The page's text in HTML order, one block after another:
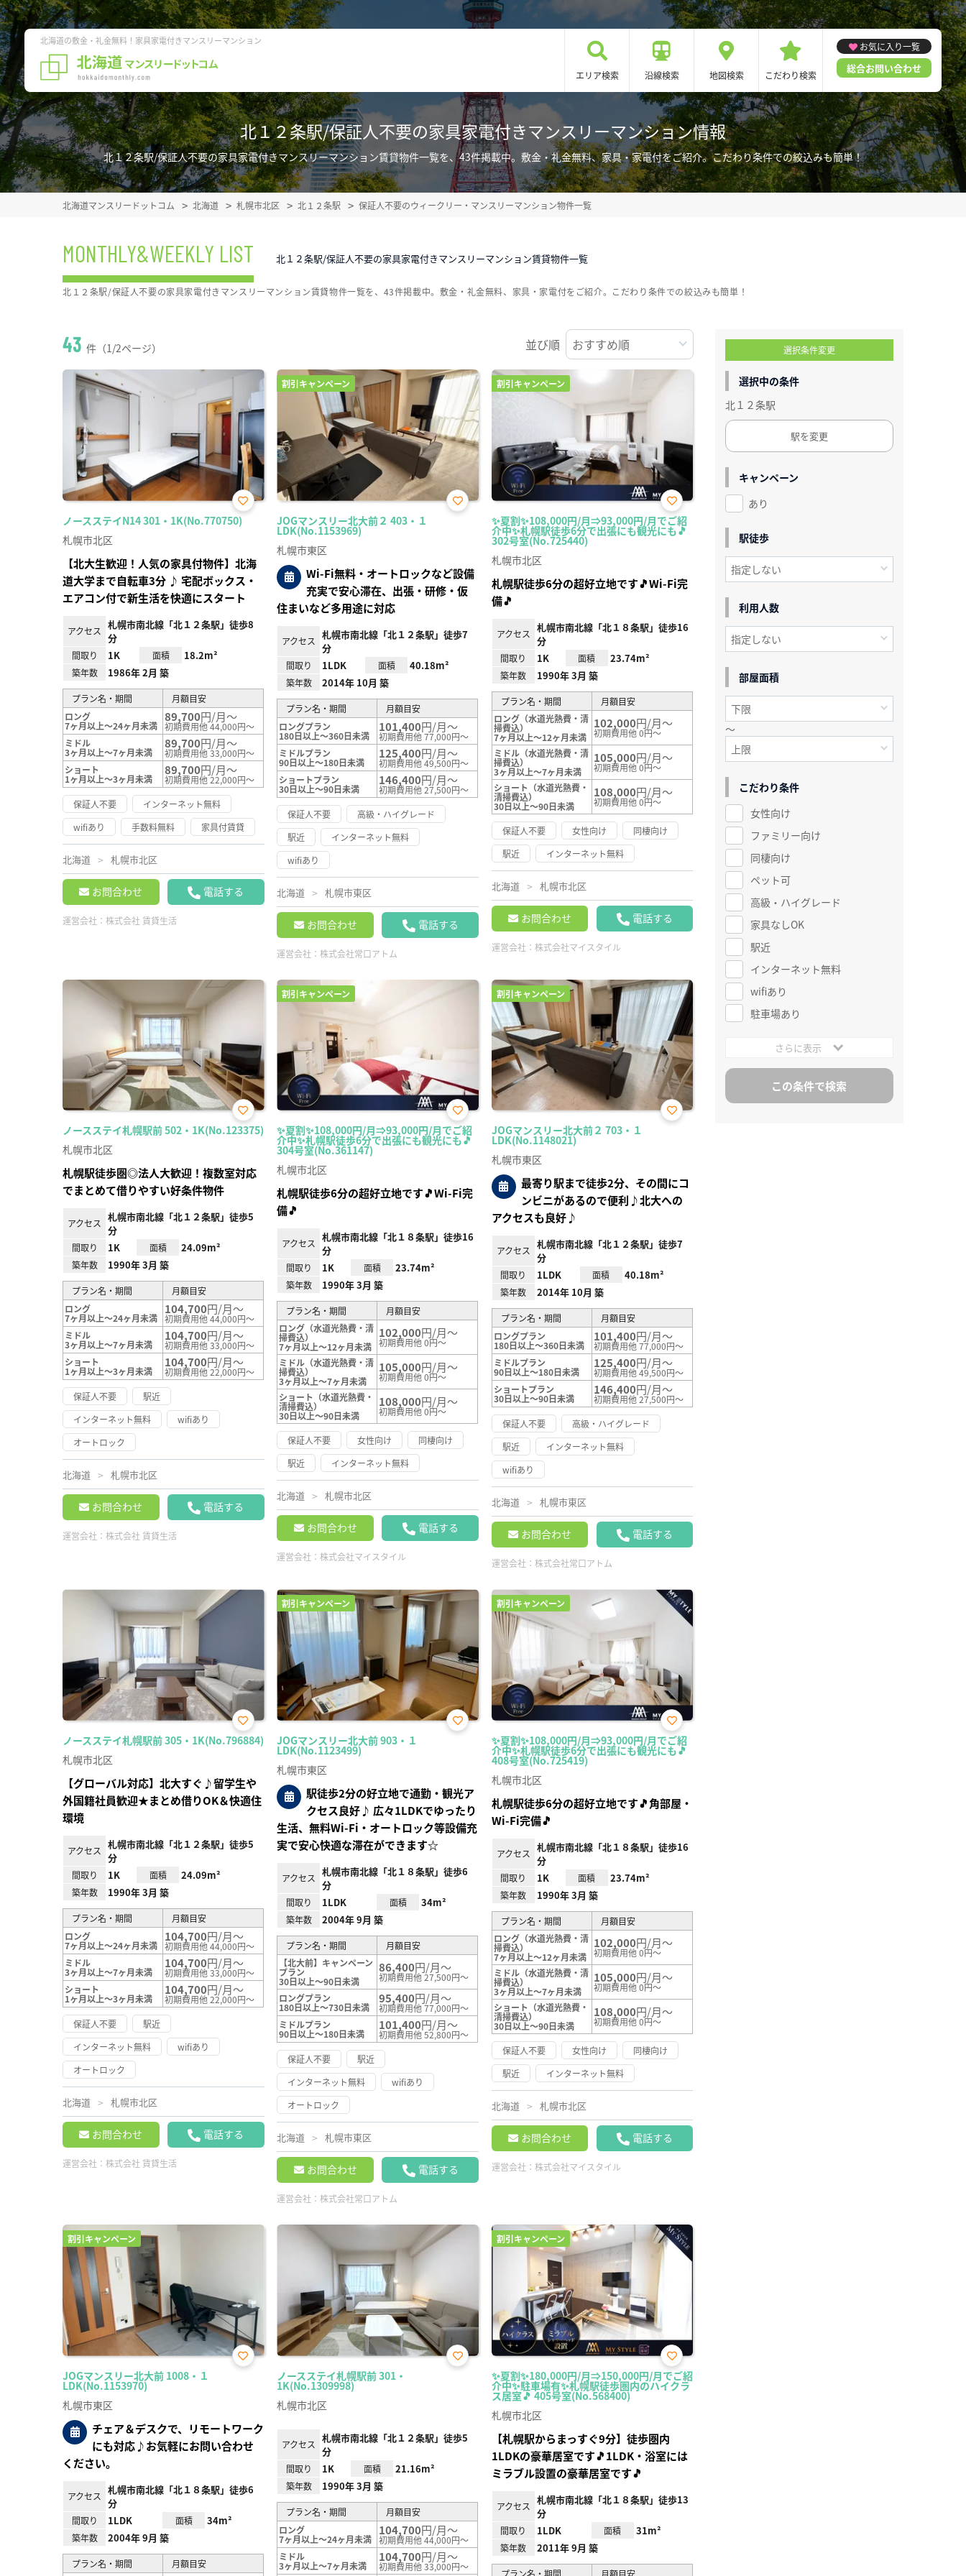
北海道の敷金・礼金無料！家具家電付きマンスリーマンション
エリア検索 沿線検索 地図検索 こだわり検索
お気に入り一覧
総合お問い合わせ
北１２条駅/保証人不要の家具家電付きマンスリーマンション情報
北１２条駅/保証人不要の家具家電付きマンスリーマンション賃貸物件一覧を、43件掲載中。敷金・礼金無料、家具・家電付をご紹介。こだわり条件での絞込みも簡単！
北海道マンスリードットコム 北海道 札幌市北区 北１２条駅 保証人不要のウィークリー・マンスリーマンション物件一覧
MONTHLY&WEEKLY LIST 北１２条駅/保証人不要の家具家電付きマンスリーマンション賃貸物件一覧
43 件（1/2ページ） 並び順
ノースステイN14 301・1K(No.770750)お気
に入
札幌市北区
【北大生歓迎！人気の家具付物件】北海
道大学まで自転車3分 ♪ 宅配ボックス・
エアコン付で新生活を快適にスタート
アクセス
札幌市南北線「北１２条駅」徒歩8
分
間取り 1K 面積 18.2m²
築年数 1986年 2月 築
プラン名・期間
月額目安
ロング
7ヶ月以上～24ヶ月未満
89,700円/月～
初期費用他 44,000円～
ミドル
3ヶ月以上～7ヶ月未満
89,700円/月～
初期費用他 33,000円～
ショート
1ヶ月以上～3ヶ月未満
89,700円/月～
初期費用他 22,000円～
保証人不要
インターネット無料
wifiあり
手数料無料 家具付賃貸
北海道 札幌市北区
お問合わせ 電話する
運営会社： 株式会社 賃貸生活
割引キャンペーン
JOGマンスリー北大前２ 403・１
LDK(No.1153969)
お気
札幌市東区
Wi-Fi無料・オートロックなど設備
充実で安心滞在、出張・研修・仮
住まいなど多用途に対応
アクセス
札幌市南北線「北１２条駅」徒歩7
分
間取り 1LDK 面積 40.18m²
築年数 2014年 10月 築
プラン名・期間
月額目安
ロングプラン
180日以上～360日未満
101,400円/月～
初期費用他 77,000円～
ミドルプラン
90日以上～180日未満
125,400円/月～
初期費用他 49,500円～
ショートプラン
30日以上～90日未満
146,400円/月～
初期費用他 27,500円～
保証人不要
高級・ハイグレード
駅近
インターネット無料
wifiあり
北海道 札幌市東区
お問合わせ 電話する
運営会社：株式会社常口アトム
割引キャンペーン
✨夏割✨108,000円/月⇒93,000円/月でご紹
介中✨札幌駅徒歩6分で出張にも観光にも🎵
302号室(No.725440)
お気
に入
り登
札幌市北区
札幌駅徒歩6分の超好立地です🎵Wi-Fi完
備🎵
アクセス
札幌市南北線「北１８条駅」徒歩16
分
間取り 1K 面積 23.74m²
築年数 1990年 3月 築
プラン名・期間
月額目安
ロング（水道光熱費・清
掃費込）
7ヶ月以上～12ヶ月未満
102,000円/月～
初期費用他 0円～
ミドル（水道光熱費・清
掃費込）
3ヶ月以上～7ヶ月未満
105,000円/月～
初期費用他 0円～
ショート（水道光熱費・
清掃費込）
30日以上～90日未満
108,000円/月～
初期費用他 0円～
保証人不要 女性向け
同棲向け
駅近
インターネット無料
北海道 札幌市北区
お問合わせ 電話する
運営会社： 株式会社マイスタイル
ノースステイ札幌駅前 502・1K(No.123375)
お気
に入
札幌市北区
札幌駅徒歩圏◎法人大歓迎！複数室対応
でまとめて借りやすい好条件物件
アクセス
札幌市南北線「北１２条駅」徒歩5
分
間取り 1K 面積 24.09m²
築年数 1990年 3月 築
プラン名・期間
月額目安
ロング
7ヶ月以上～24ヶ月未満
104,700円/月～
初期費用他 44,000円～
ミドル
3ヶ月以上～7ヶ月未満
104,700円/月～
初期費用他 33,000円～
ショート
1ヶ月以上～3ヶ月未満
104,700円/月～
初期費用他 22,000円～
保証人不要
駅近
インターネット無料
wifiあり
オートロック
北海道 札幌市北区
お問合わせ 電話する
運営会社： 株式会社 賃貸生活
割引キャンペーン
✨夏割✨108,000円/月⇒93,000円/月でご紹
介中✨札幌駅徒歩6分で出張にも観光にも🎵
304号室(No.361147)
お気
に入
り登
札幌市北区
札幌駅徒歩6分の超好立地です🎵Wi-Fi完
備🎵
アクセス
札幌市南北線「北１８条駅」徒歩16
分
間取り 1K 面積 23.74m²
築年数 1990年 3月 築
プラン名・期間
月額目安
ロング（水道光熱費・清
掃費込）
7ヶ月以上～12ヶ月未満
102,000円/月～
初期費用他 0円～
ミドル（水道光熱費・清
掃費込）
3ヶ月以上～7ヶ月未満
105,000円/月～
初期費用他 0円～
ショート（水道光熱費・
清掃費込）
30日以上～90日未満
108,000円/月～
初期費用他 0円～
保証人不要 女性向け
同棲向け
駅近
インターネット無料
北海道 札幌市北区
お問合わせ 電話する
運営会社：株式会社マイスタイル
割引キャンペーン
JOGマンスリー北大前２ 703・１
LDK(No.1148021)
お気
札幌市東区
最寄り駅まで徒歩2分、その間にコ
ンビニがあるので便利♪北大への
アクセスも良好♪
アクセス
札幌市南北線「北１２条駅」徒歩7
分
間取り 1LDK 面積 40.18m²
築年数 2014年 10月 築
プラン名・期間
月額目安
ロングプラン
180日以上～360日未満
101,400円/月～
初期費用他 77,000円～
ミドルプラン
90日以上～180日未満
125,400円/月～
初期費用他 49,500円～
ショートプラン
30日以上～90日未満
146,400円/月～
初期費用他 27,500円～
保証人不要
高級・ハイグレード
駅近
インターネット無料
wifiあり
北海道 札幌市東区
お問合わせ 電話する
運営会社： 株式会社常口アトム
ノースステイ札幌駅前 305・1K(No.796884)
お気
に入
札幌市北区
【グローバル対応】北大すぐ♪留学生や
外国籍社員歓迎★まとめ借りOK＆快適住
環境
アクセス
札幌市南北線「北１２条駅」徒歩5
分
間取り 1K 面積 24.09m²
築年数 1990年 3月 築
プラン名・期間
月額目安
ロング
7ヶ月以上～24ヶ月未満
104,700円/月～
初期費用他 44,000円～
ミドル
3ヶ月以上～7ヶ月未満
104,700円/月～
初期費用他 33,000円～
ショート
1ヶ月以上～3ヶ月未満
104,700円/月～
初期費用他 22,000円～
保証人不要
駅近
インターネット無料
wifiあり
オートロック
北海道 札幌市北区
お問合わせ 電話する
運営会社： 株式会社 賃貸生活
割引キャンペーン
JOGマンスリー北大前 903・１
LDK(No.1123499)
お気
札幌市東区
駅徒歩2分の好立地で通勤・観光ア
クセス良好♪ 広々1LDKでゆったり
生活、無料Wi-Fi・オートロック等設備充
実で安心快適な滞在ができます☆
アクセス
札幌市南北線「北１８条駅」徒歩6
分
間取り 1LDK 面積 34m²
築年数 2004年 9月 築
プラン名・期間
月額目安
【北大前】キャンペーン
プラン
30日以上～90日未満
86,400円/月～
初期費用他 27,500円～
ロングプラン
180日以上～730日未満
95,400円/月～
初期費用他 77,000円～
ミドルプラン
90日以上～180日未満
101,400円/月～
初期費用他 52,800円～
保証人不要
駅近
インターネット無料
wifiあり
オートロック
北海道 札幌市東区
お問合わせ 電話する
運営会社：株式会社常口アトム
割引キャンペーン
✨夏割✨108,000円/月⇒93,000円/月でご紹
介中✨札幌駅徒歩6分で出張にも観光にも🎵
408号室(No.725419)
お気
に入
り登
札幌市北区
札幌駅徒歩6分の超好立地です🎵角部屋・
Wi-Fi完備🎵
アクセス
札幌市南北線「北１８条駅」徒歩16
分
間取り 1K 面積 23.74m²
築年数 1990年 3月 築
プラン名・期間
月額目安
ロング（水道光熱費・清
掃費込）
7ヶ月以上～12ヶ月未満
102,000円/月～
初期費用他 0円～
ミドル（水道光熱費・清
掃費込）
3ヶ月以上～7ヶ月未満
105,000円/月～
初期費用他 0円～
ショート（水道光熱費・
清掃費込）
30日以上～90日未満
108,000円/月～
初期費用他 0円～
保証人不要 女性向け
同棲向け
駅近
インターネット無料
北海道 札幌市北区
お問合わせ 電話する
運営会社： 株式会社マイスタイル
割引キャンペーン
JOGマンスリー北大前 1008・１
LDK(No.1153970)
お気
札幌市東区
チェア＆デスクで、リモートワーク
にも対応♪お気軽にお問い合わせ
ください。
アクセス
札幌市南北線「北１８条駅」徒歩6
分
間取り 1LDK 面積 34m²
築年数 2004年 9月 築
プラン名・期間
月額目安
ノースステイ札幌駅前 301・
1K(No.1309998)
お気
札幌市北区
アクセス
札幌市南北線「北１２条駅」徒歩5
分
間取り 1K 面積 21.16m²
築年数 1990年 3月 築
プラン名・期間
月額目安
ロング
7ヶ月以上～24ヶ月未満
104,700円/月～
初期費用他 44,000円～
ミドル
3ヶ月以上～7ヶ月未満
104,700円/月～
初期費用他 33,000円～
割引キャンペーン
✨夏割✨180,000円/月⇒150,000円/月でご紹
介中✨駐車場有✨札幌駅徒歩圏内のハイクラ
ス居室🎵 405号室(No.568400)
お気
に入
り登
札幌市北区
【札幌駅からまっすぐ9分】徒歩圏内
1LDKの豪華居室です🎵1LDK・浴室には
ミラブル設置の豪華居室です🎵
アクセス
札幌市南北線「北１８条駅」徒歩13
分
間取り 1LDK 面積 31m²
築年数 2011年 9月 築
プラン名・期間 月額目安
北１２条駅/保証人不要の家具家電付きマンスリーマンション賃貸物件一覧を、43件掲載中。敷金・礼金無料、家具・家電付をご紹介。こだわり条件での絞込みも簡単！
選択条件変更
選択中の条件
北１２条駅
駅を変更
キャンペーン
あり
駅徒歩
利用人数
部屋面積
～
こだわり条件
女性向け
ファミリー向け
同棲向け
ペット可
高級・ハイグレード
家具なしOK
駅近
インターネット無料
wifiあり
駐車場あり
さらに表示